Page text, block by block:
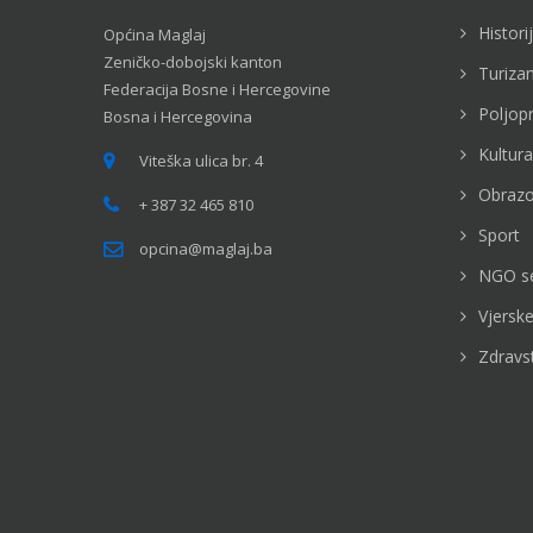
Općina Maglaj
Zeničko-dobojski kanton
Federacija Bosne i Hercegovine
Bosna i Hercegovina
Viteška ulica br. 4
+ 387 32 465 810
opcina@maglaj.ba
Kultura
Sport
NGO